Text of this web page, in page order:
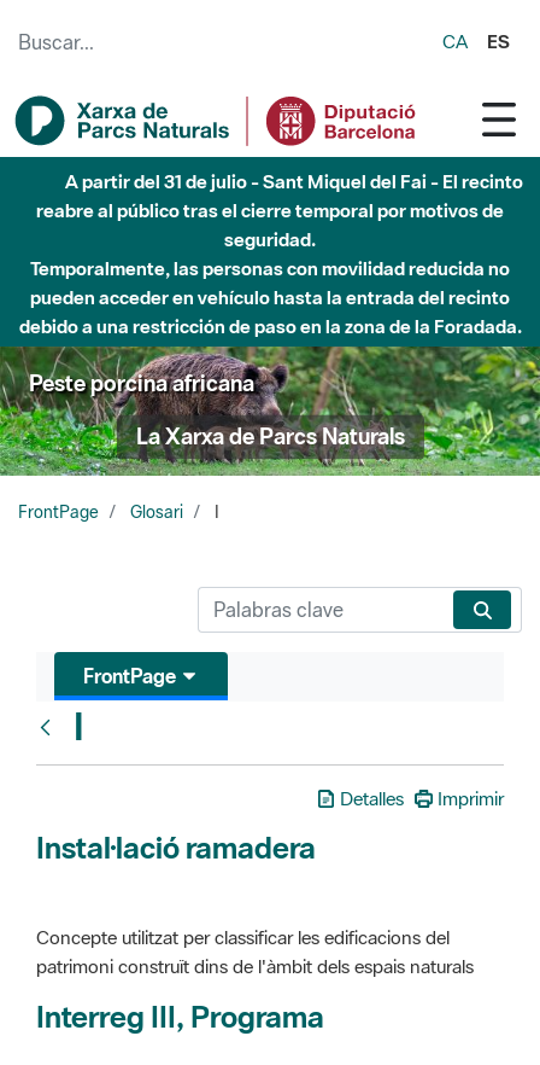
CA ES
A partir del 31 de julio - Sant Miquel del Fai - El recinto
reabre al público tras el cierre temporal por motivos de
seguridad.
Temporalmente, las personas con movilidad reducida no
pueden acceder en vehículo hasta la entrada del recinto
debido a una restricción de paso en la zona de la Foradada.
Peste porcina africana
La Xarxa de Parcs Naturals
FrontPage Glosari
FrontPage
I
Detalles Imprimir
Instal·lació ramadera
Concepte utilitzat per classificar les edificacions del
patrimoni construït dins de l'àmbit dels espais naturals
Interreg III, Programa